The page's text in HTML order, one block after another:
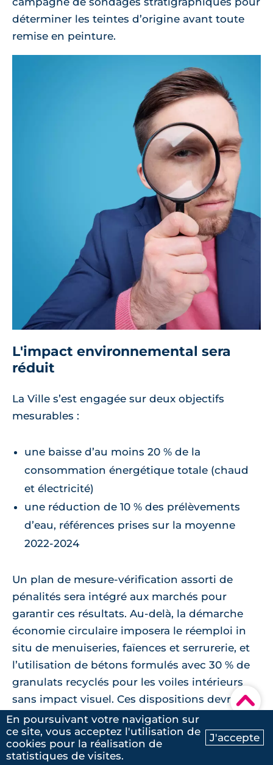
Ma recherche Contactez-nous
▾
déterminer les teintes d’origine avant toute
remise en peinture.
L'impact environnemental sera
réduit
La Ville s’est engagée sur deux objectifs
mesurables :
une baisse d’au moins 20 % de la
consommation énergétique totale (chaud
et électricité)
une réduction de 10 % des prélèvements
d’eau, références prises sur la moyenne
2022-2024
Un plan de mesure-vérification assorti de
pénalités sera intégré aux marchés pour
garantir ces résultats. Au-delà, la démarche
économie circulaire imposera le réemploi in
situ de menuiseries, faïences et serrurerie, et
l’utilisation de bétons formulés avec 30 % de
granulats recyclés pour les voiles intérieurs
sans impact visuel. Ces dispositions devraient
limiter de 460 t l’empreinte carbone du
chantier par rapport à unerénovation
énergétiqueconventionnelle, selon
En poursuivant votre navigation sur
ce site, vous acceptez l'utilisation de
cookies pour la réalisation de
statistiques de visites.
J'accepte